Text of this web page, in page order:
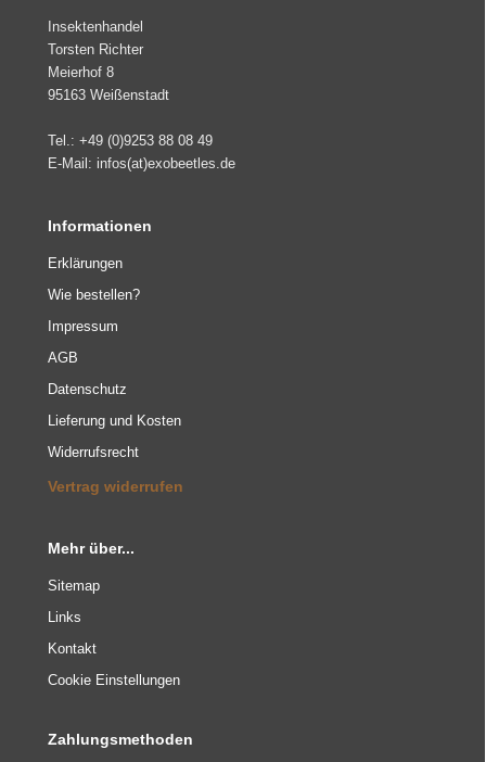
Insektenhandel
Torsten Richter
Meierhof 8
95163 Weißenstadt
Tel.: +49 (0)9253 88 08 49
E-Mail: infos(at)exobeetles.de
Informationen
Erklärungen
Wie bestellen?
Impressum
AGB
Datenschutz
Lieferung und Kosten
Widerrufsrecht
Vertrag widerrufen
Mehr über...
Sitemap
Links
Kontakt
Cookie Einstellungen
Zahlungsmethoden